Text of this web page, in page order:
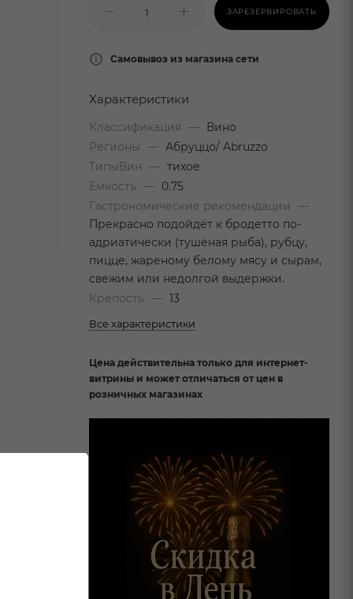
ЗАРЕЗЕРВИРОВАТЬ
Самовывоз из магазина сети
Характеристики
Классификация —
Вино
Регионы
—
Абруццо/ Abruzzo
ТипыВин
— тихое
Емкость
—
0.75
Гастрономические рекомендации
—
Прекрасно подойдёт к бродетто по-
адриатически (тушёная рыба), рубцу,
пицце, жареному белому мясу и сырам,
свежим или недолгой выдержки.
Крепость
— 13
Все характеристики
Цена действительна только для интернет-
витрины и может отличаться от цен в
розничных магазинах